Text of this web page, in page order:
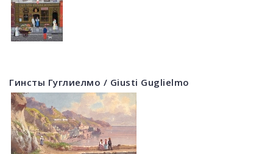
Гинсты Гуглиелмо / Giusti Guglielmo